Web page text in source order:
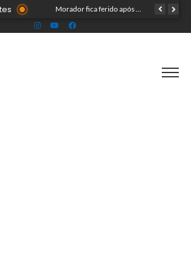
Após identificar falhas, MPAC monitora assistência a adultos com autismo em Cruzeiro